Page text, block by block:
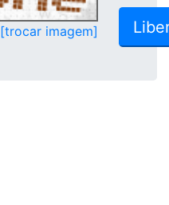
[trocar imagem]